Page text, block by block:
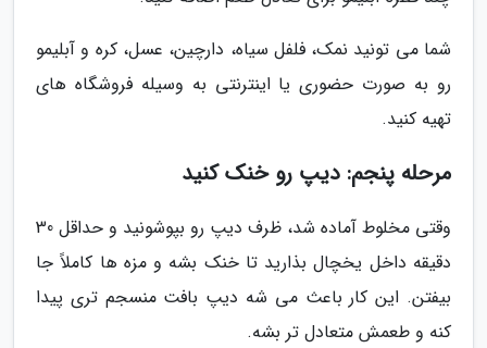
شما می تونید نمک، فلفل سیاه، دارچین، عسل، کره و آبلیمو
رو به صورت حضوری یا اینترنتی به وسیله فروشگاه های
تهیه کنید.
مرحله پنجم: دیپ رو خنک کنید
وقتی مخلوط آماده شد، ظرف دیپ رو بپوشونید و حداقل 30
دقیقه داخل یخچال بذارید تا خنک بشه و مزه ها کاملاً جا
بیفتن. این کار باعث می شه دیپ بافت منسجم تری پیدا
کنه و طعمش متعادل تر بشه.